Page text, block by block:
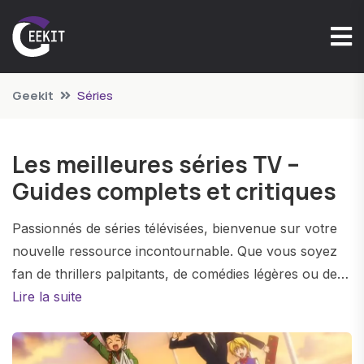
Geekit Séries
Les meilleures séries TV –
Guides complets et critiques
Passionnés de séries télévisées, bienvenue sur votre
nouvelle ressource incontournable. Que vous soyez
fan de thrillers palpitants, de comédies légères ou de
drames captivants, notre site vous guide à travers
jour régulières sur les dernières sorties et des
Lire la suite